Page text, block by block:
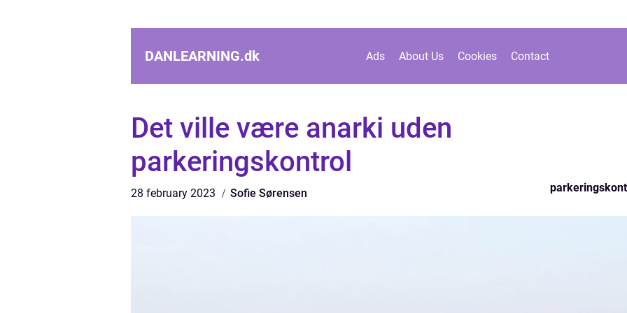
DANLEARNING.dk Ads About Us Cookies Contact
Det ville være anarki uden
parkeringskontrol
28 february 2023 Sofie Sørensen